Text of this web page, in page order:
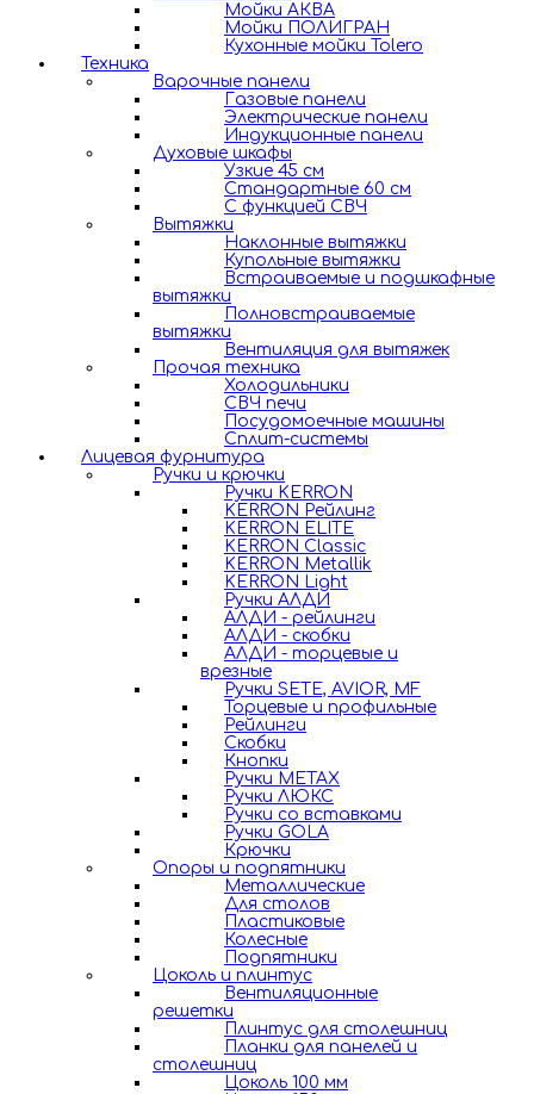
Мойки АКВА
Мойки ПОЛИГРАН
Кухонные мойки Tolero
Техника
Варочные панели
Газовые панели
Электрические панели
Индукционные панели
Духовые шкафы
Узкие 45 см
Стандартные 60 см
С функцией СВЧ
Вытяжки
Наклонные вытяжки
Купольные вытяжки
Встраиваемые и подшкафные
вытяжки
Полновстраиваемые
вытяжки
Вентиляция для вытяжек
Прочая техника
Холодильники
СВЧ печи
Посудомоечные машины
Сплит-системы
Лицевая фурнитура
Ручки и крючки
Ручки KERRON
KERRON Рейлинг
KERRON ELITE
KERRON Classic
KERRON Metallik
KERRON Light
Ручки АЛДИ
АЛДИ - рейлинги
АЛДИ - скобки
АЛДИ - торцевые и
врезные
Ручки SETE, AVIOR, MF
Торцевые и профильные
Рейлинги
Скобки
Кнопки
Ручки METAX
Ручки ЛЮКС
Ручки со вставками
Ручки GOLA
Крючки
Опоры и подпятники
Металлические
Для столов
Пластиковые
Колесные
Подпятники
Цоколь и плинтус
Вентиляционные
решетки
Плинтус для столешниц
Планки для панелей и
столешниц
Цоколь 100 мм